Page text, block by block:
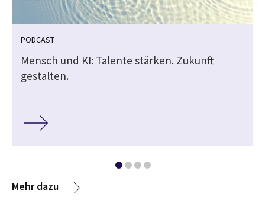
PODCAST
Mensch und KI: Talente stärken. Zukunft
gestalten.
Mehr dazu